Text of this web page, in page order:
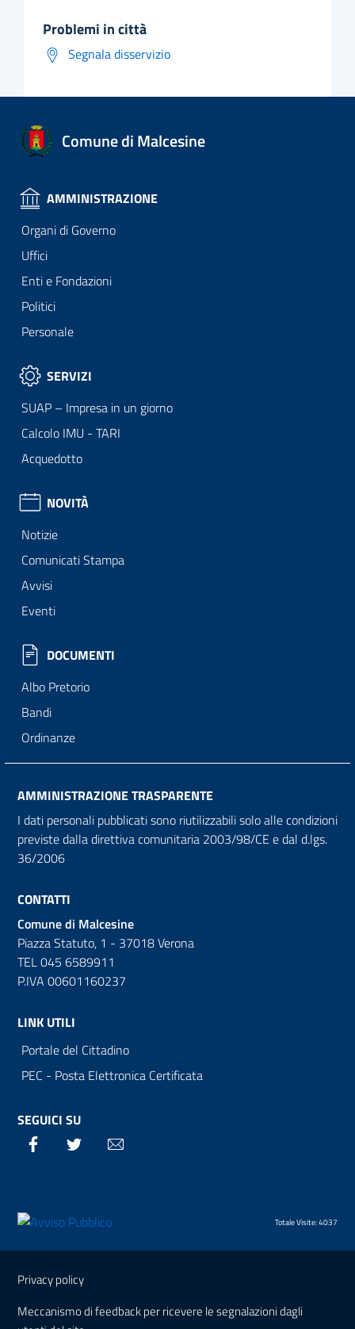
problemi in città
Segnala disservizio
Comune di Malcesine
AMMINISTRAZIONE
Organi di Governo
Uffici
Enti e Fondazioni
Politici
Personale
SERVIZI
SUAP – Impresa in un giorno
Calcolo IMU - TARI
Acquedotto
NOVITÀ
Notizie
Comunicati Stampa
Avvisi
Eventi
DOCUMENTI
Albo Pretorio
Bandi
Ordinanze
AMMINISTRAZIONE TRASPARENTE
I dati personali pubblicati sono riutilizzabili solo alle condizioni
previste dalla direttiva comunitaria 2003/98/CE e dal d.lgs.
36/2006
CONTATTI
Comune di Malcesine
Piazza Statuto, 1 - 37018 Verona
TEL 045 6589911
P.IVA 00601160237
LINK UTILI
Portale del Cittadino
PEC - Posta Elettronica Certificata
SEGUICI SU
Facebook Twitter
Totale Visite: 4037
Sezione Link Utili
Privacy policy
Meccanismo di feedback per ricevere le segnalazioni dagli